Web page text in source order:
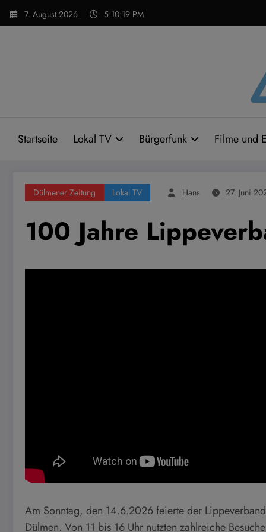
Zum
Inhalt
7. August 2026 5:10:20 PM
Startseite Lokal TV Bürgerfunk Filme und
Dülmener Zeitung Lokal TV Hans 27. Juni
100 Jahre
Am Sonntag, den 14.6.2026 feierte der
Dülmen. Von 11 bis 16 Uhr nutzten zahlreiche